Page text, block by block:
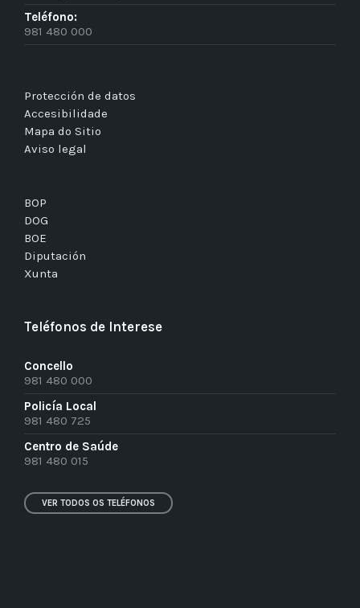
Teléfono:
981 480 000
Protección de datos
Accesibilidade
Mapa do Sitio
Aviso legal
BOP
DOG
BOE
Diputación
Xunta
Teléfonos de Interese
Concello
981 480 000
Policía Local
981 480 725
Centro de Saúde
981 480 015
VER TODOS OS TELÉFONOS